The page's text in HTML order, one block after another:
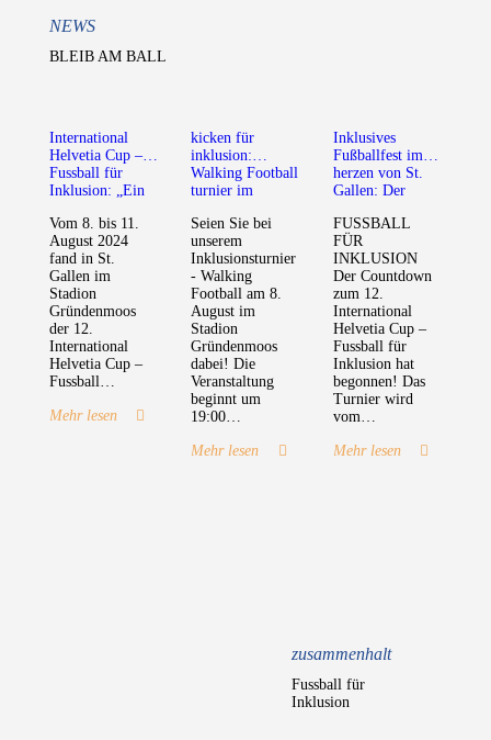
NEWS
BLEIB AM BALL
International
Helvetia Cup –
Fussball für
Inklusion: „Ein
die wahren
Gewinner der
Inklusion!“
Vom 8. bis 11.
August 2024
fand in St.
Gallen im
Stadion
Gründenmoos
der 12.
International
Helvetia Cup –
Fussball…
Mehr lesen
kicken für
inklusion:
Walking Football
turnier im
gründenmoos
Seien Sie bei
unserem
Inklusionsturnier
- Walking
Football am 8.
August im
Stadion
Gründenmoos
dabei! Die
Veranstaltung
beginnt um
19:00…
Mehr lesen
Inklusives
Fußballfest im
herzen von St.
Gallen: Der
läuft!
FUSSBALL
FÜR
INKLUSION
Der Countdown
zum 12.
International
Helvetia Cup –
Fussball für
Inklusion hat
begonnen! Das
Turnier wird
vom…
Mehr lesen
zusammenhalt
Fussball für
Inklusion